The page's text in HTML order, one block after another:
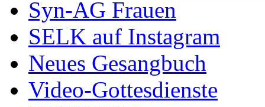
Syn-AG Frauen
SELK auf Instagram
Neues Gesangbuch
Video-Gottesdienste